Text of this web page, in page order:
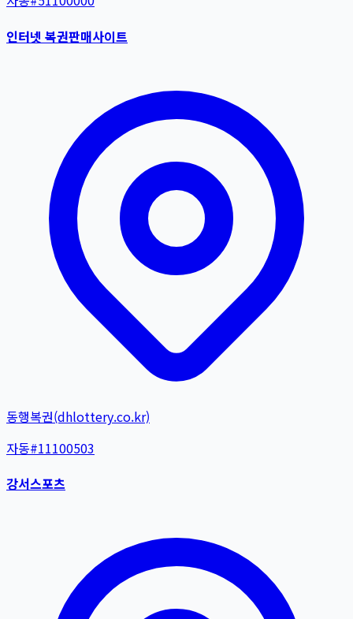
인터넷 복권판매사이트
동행복권(dhlottery.co.kr)
자동#11100503
강서스포츠